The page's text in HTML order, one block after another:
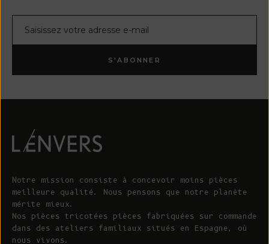
S'ABONNER
Notre mission consiste à concevoir moins pièces
meilleure qualité. Nous pensons que notre planète
mérite mieux.
Nos pièces tricotées pièces fabriquées sur commande
dans des ateliers familiaux situés en Espagne, où
nous vivons.